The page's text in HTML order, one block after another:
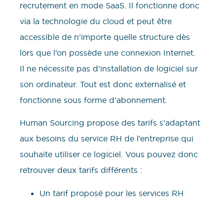
recrutement en mode SaaS. Il fonctionne donc
via la technologie du cloud et peut être
accessible de n’importe quelle structure dès
lors que l’on possède une connexion Internet.
Il ne nécessite pas d’installation de logiciel sur
son ordinateur. Tout est donc externalisé et
fonctionne sous forme d’abonnement.
Human Sourcing propose des tarifs s’adaptant
aux besoins du service RH de l’entreprise qui
souhaite utiliser ce logiciel. Vous pouvez donc
retrouver deux tarifs différents :
Un tarif proposé pour les services RH